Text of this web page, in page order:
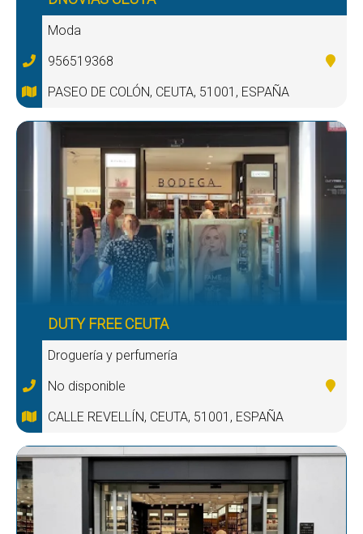
Moda
956519368
PASEO DE COLÓN, CEUTA, 51001, ESPAÑA
DUTY FREE CEUTA
Droguería y perfumería
No disponible
CALLE REVELLÍN, CEUTA, 51001, ESPAÑA